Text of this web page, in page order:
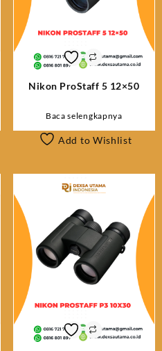
Nikon ProStaff 5 12×50
Baca selengkapnya
Add to Wishlist